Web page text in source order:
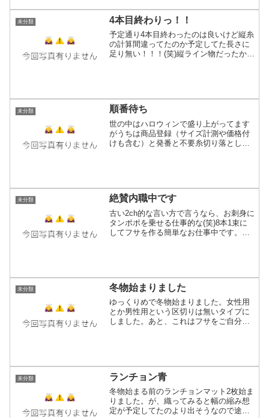
未分類 4本目終わりっ！！
予定通り4本目終わったのは良いけど縦糸
の計算間違ってたのか予定してた長さに
足り無い！！！(笑)縦ライン物だったから
未分類 順番待ち
世の中はハロウィンで盛り上がってます
がうちは商品登録（サイズ計測や価格付
けも含む）と発番と不要糸切り落とし＋
未分類 絶賛内職中です
古い2ch的な言い方で言うなら、お刺身に
タンポポを乗せる仕事的な(笑)8本1束に
してフサを作る簡単なお仕事中です。も
未分類 冬物始まりました
ゆっくりめで冬物始まりました。女性用
とか男性用という区切りは無いタイプに
しました。あと、これはフサをご自分で
未分類 ランチョン青
冬物始まる前のランチョンマット2枚始ま
りました。が、織ってみると幅の縮み想
定が予定してたのより出そうなので途中